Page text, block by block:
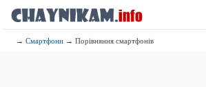
→Смартфони → Порівняння смартфонів